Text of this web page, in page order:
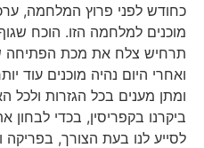
כחודש לפני פרוץ המלחמה,
מוכנים למלחמה הזו. הוכח
תרחיש צלח את מכת הפתיחה
ואחרי היום נהיה מוכנים עוד
ומתן מענים בכל הגזרות
ביקרנו בקפריסין, בכדי לבחון
לסייע לנו בעת הצורך,